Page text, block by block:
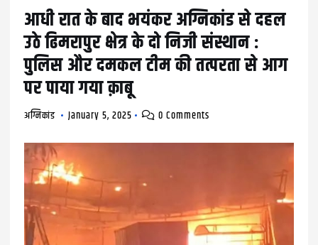
आधी रात के बाद भयंकर अग्निकांड से दहल
उठे ढिमरापुर क्षेत्र के दो निजी संस्थान :
पुलिस और दमकल टीम की तत्परता से आग
पर पाया गया क़ाबू
अग्निकांड January 5, 2025 0 Comments